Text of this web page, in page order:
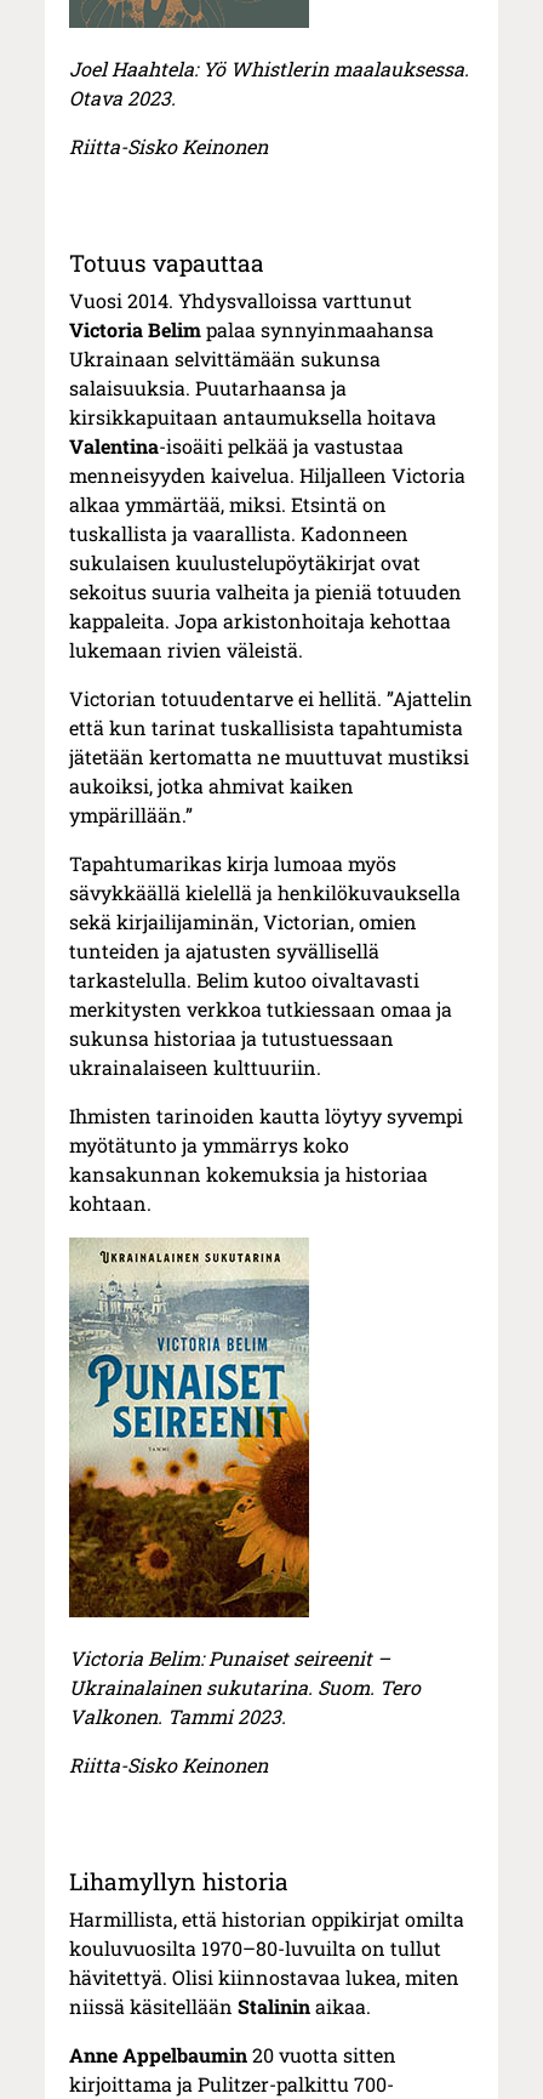
Joel Haahtela: Yö Whistlerin maalauksessa.
Otava 2023.
Riitta-Sisko Keinonen
Totuus vapauttaa
Vuosi 2014. Yhdysvalloissa varttunut
Victoria Belimpalaa synnyinmaahansa
Ukrainaan selvittämään sukunsa
salaisuuksia. Puutarhaansa ja
kirsikkapuitaan antaumuksella hoitava
Valentina-isoäiti pelkää ja vastustaa
menneisyyden kaivelua. Hiljalleen Victoria
alkaa ymmärtää, miksi. Etsintä on
tuskallista ja vaarallista. Kadonneen
sukulaisen kuulustelupöytäkirjat ovat
sekoitus suuria valheita ja pieniä totuuden
kappaleita. Jopa arkistonhoitaja kehottaa
lukemaan rivien väleistä.
Victorian totuudentarve ei hellitä. ”Ajattelin
että kun tarinat tuskallisista tapahtumista
jätetään kertomatta ne muuttuvat mustiksi
aukoiksi, jotka ahmivat kaiken
ympärillään.”
Tapahtumarikas kirja lumoaa myös
sävykkäällä kielellä ja henkilökuvauksella
sekä kirjailijaminän, Victorian, omien
tunteiden ja ajatusten syvällisellä
tarkastelulla. Belim kutoo oivaltavasti
merkitysten verkkoa tutkiessaan omaa ja
sukunsa historiaa ja tutustuessaan
ukrainalaiseen kulttuuriin.
Ihmisten tarinoiden kautta löytyy syvempi
myötätunto ja ymmärrys koko
kansakunnan kokemuksia ja historiaa
kohtaan.
Victoria Belim: Punaiset seireenit –
Ukrainalainen sukutarina. Suom. Tero
Valkonen. Tammi 2023.
Riitta-Sisko Keinonen
Lihamyllyn historia
Harmillista, että historian oppikirjat omilta
kouluvuosilta 1970–80-luvuilta on tullut
hävitettyä. Olisi kiinnostavaa lukea, miten
niissä käsitelläänStalininaikaa.
Anne Appelbaumin20 vuotta sitten
kirjoittama ja Pulitzer-palkittu 700-